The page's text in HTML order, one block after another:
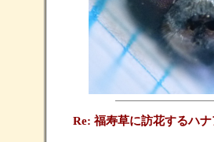
Re: 福寿草に訪花するハ